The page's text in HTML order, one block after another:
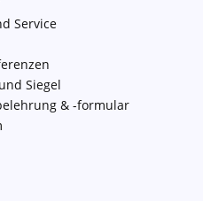
Service
Siegel
& -formular